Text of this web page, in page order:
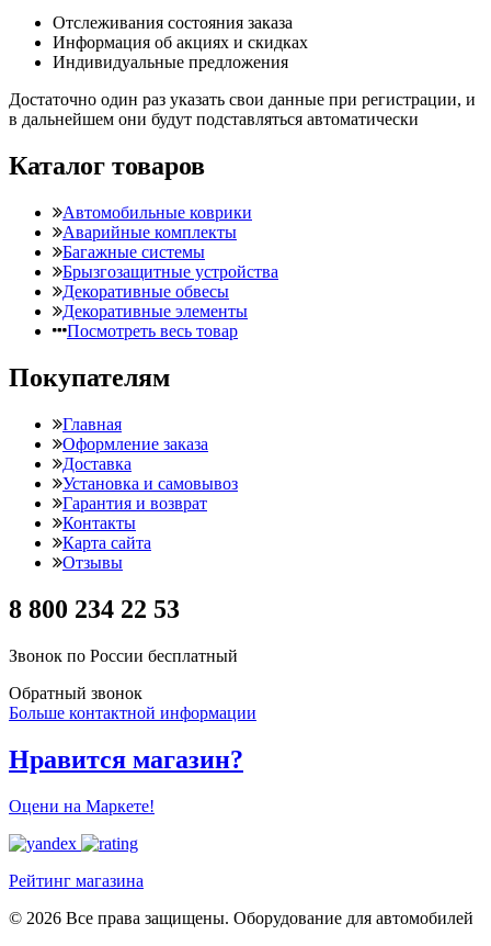
Отслеживания состояния заказа
Информация об акциях и скидках
Индивидуальные предложения
Достаточно один раз указать свои данные при регистрации, и
в дальнейшем они будут подставляться автоматически
Каталог товаров
Автомобильные коврики
Аварийные комплекты
Багажные системы
Брызгозащитные устройства
Декоративные обвесы
Декоративные элементы
Посмотреть весь товар
Покупателям
Главная
Оформление заказа
Доставка
Установка и самовывоз
Гарантия и возврат
Контакты
Карта сайта
Отзывы
8 800 234 22 53
Звонок по России бесплатный
Обратный звонок
Больше контактной информации
Нравится магазин?
Оцени на Маркете!
Рейтинг магазина
© 2026 Все права защищены. Оборудование для автомобилей